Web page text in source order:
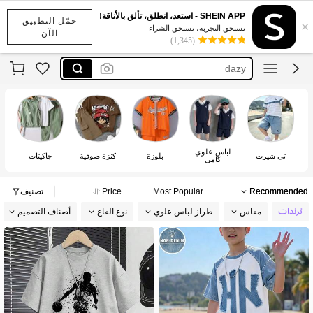
حمّل التطبيق
الآن
×
SHEIN APP - استعد، انطلق، تألق بالأناقة!
تستحق التجربة، تستحق الشراء
(1,345)
طقم لبس
sumwon
dazy
ترنج رجالي
طقم لبس
sumwon
تي شيرت
لباس علوي
كامي
بلوزة كنزة صوفية جاكيتات
Recommended
Most Popular
Price تصنيف
مقاس طراز لباس علوي نوع القاع أصناف التصميم